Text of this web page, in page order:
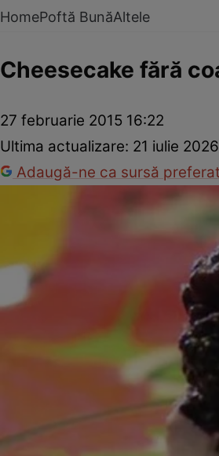
HomePoftă BunăAltele
Cheesecake fără
27 februarie 2015 16:22
Ultima actualizare: 21 iulie
Adaugă-ne ca sursă